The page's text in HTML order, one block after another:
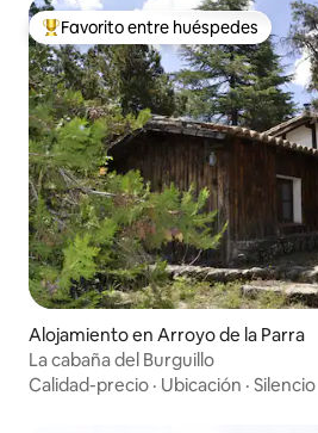
Favorito entre huéspedes preferido
Favorito entre huéspedes
Alojamiento en Arroyo de la Parra
La cabaña del Burguillo
Calidad-precio · Ubicación · Silencio